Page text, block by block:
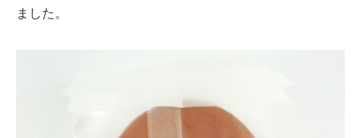
ました。